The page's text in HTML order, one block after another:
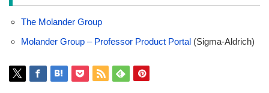
The Molander Group
Molander Group – Professor Product Portal(Sigma-Aldrich)